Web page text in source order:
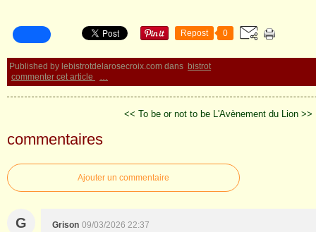
Repost 0
Published by lebistrotdelarosecroix.com dans bistrot
commenter cet article
…
<< To be or not to be L'Avènement du Lion >>
commentaires
Ajouter un commentaire
G Grison 09/03/2026 22:37